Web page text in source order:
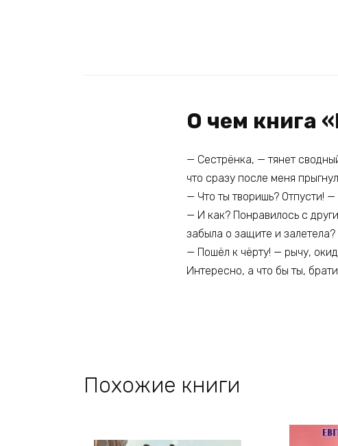
О чем книга
— Сестрёнка, — тянет
что сразу после меня
— Что ты творишь? Отпусти!
— И как? Понравилось с
забыла о защите и залетела?
— Пошёл к чёрту! — рычу,
Интересно, а что бы ты,
Похожие книги